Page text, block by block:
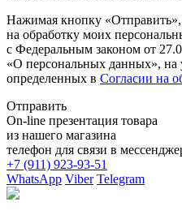
Нажимая кнопку «Отправить»,
на обработку моих
с Федеральным законом от
«О персональных данных», на
определенных в Согласии на
Отправить
On-line презентация товара
из нашего магазина
телефон для связи в
+7 (911) 923-93-51
WhatsApp Viber Telegram